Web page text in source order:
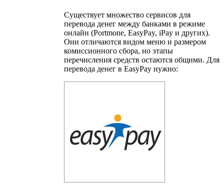
Существует множество сервисов для
перевода денег между банками в режиме
онлайн (Portmone, EasyPay, iPay и других).
Они отличаются видом меню и размером
комиссионного сбора, но этапы
перечисления средств остаются общими. Для
перевода денег в EasyPay нужно: